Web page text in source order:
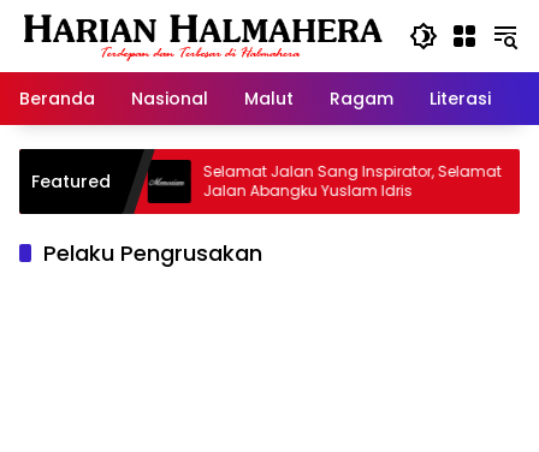
Langsung
Beranda
Nasional Malut Ragam Literasi
Featured
Warisan
Selamat Jalan Sang Inspirator, Selamat
Jalan Abangku Yuslam Idris
Pelaku Pengrusakan